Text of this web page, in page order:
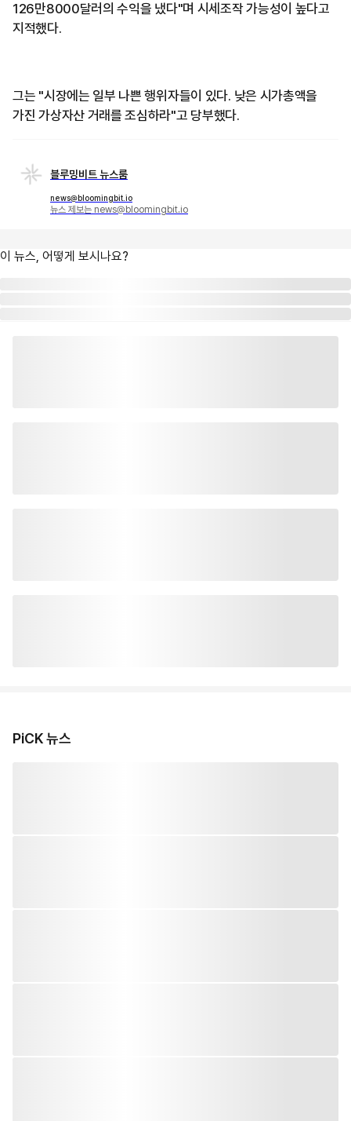
126만8000달러의 수익을 냈다"며 시세조작 가능성이 높다고
지적했다.
그는 "시장에는 일부 나쁜 행위자들이 있다. 낮은 시가총액을
가진 가상자산 거래를 조심하라"고 당부했다.
블루밍비트 뉴스룸
news@bloomingbit.io
뉴스 제보는 news@bloomingbit.io
이 뉴스, 어떻게 보시나요?
PiCK 뉴스